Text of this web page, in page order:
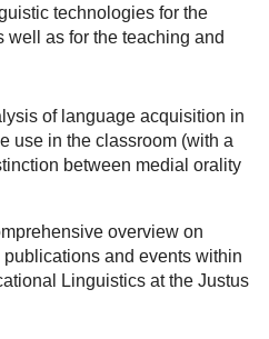
technologies for the
as for the teaching and
of language acquisition in
use in the classroom (with a
between medial orality
overview on
and events within
Linguistics at the Justus